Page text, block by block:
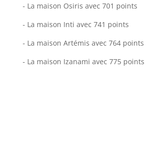
- La maison Osiris avec 701 points
- La maison Inti avec 741 points
- La maison Artémis avec 764 points
- La maison Izanami avec 775 points